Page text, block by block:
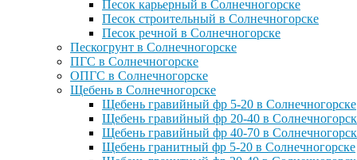
Песок карьерный в Солнечногорске
Песок строительный в Солнечногорске
Песок речной в Солнечногорске
Пескогрунт в Солнечногорске
ПГС в Солнечногорске
ОПГС в Солнечногорске
Щебень в Солнечногорске
Щебень гравийный фр 5-20 в Солнечногорске
Щебень гравийный фр 20-40 в
Щебень гравийный фр 40-70 в
Щебень гранитный фр 5-20 в Солнечногорске